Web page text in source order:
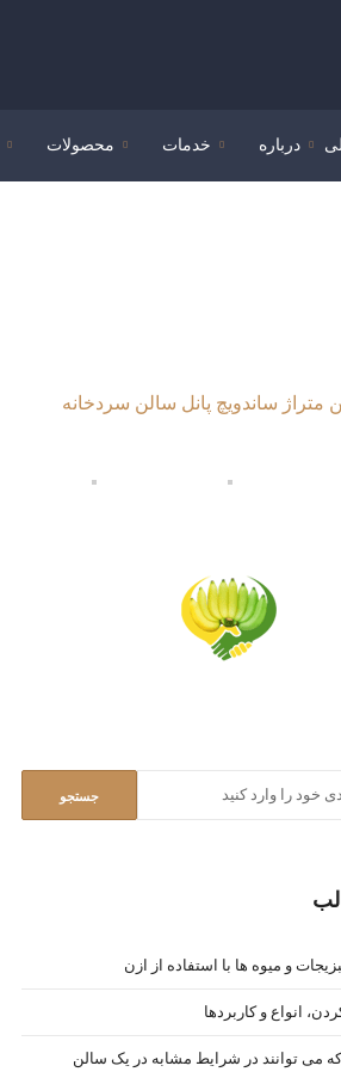
درباره خدمات محصولات
متراژ ساندویچ پانل سالن سردخانه
و میوه ها با استفاده از ازن
انواع و کاربردها
می توانند در شرایط مشابه در یک سالن